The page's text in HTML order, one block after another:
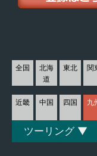
全国
北海
道
東北 関
近畿 中国 四国 九
ツーリング ▼